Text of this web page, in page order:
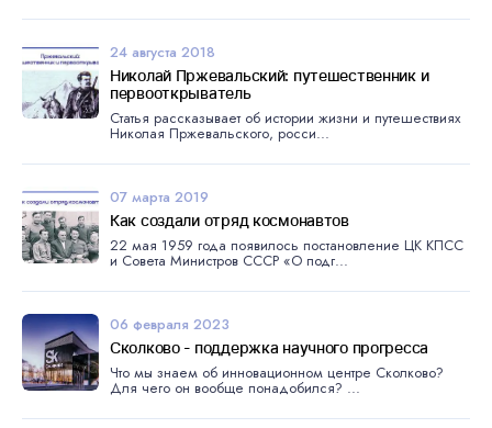
24 августа 2018
Николай Пржевальский: путешественник и
первооткрыватель
Статья рассказывает об истории жизни и путешествиях
Николая Пржевальского, росси...
07 марта 2019
Как создали отряд космонавтов
22 мая 1959 года появилось постановление ЦК КПСС
и Совета Министров СССР «О подг...
06 февраля 2023
Сколково - поддержка научного прогресса
Что мы знаем об инновационном центре Сколково?
Для чего он вообще понадобился? ...